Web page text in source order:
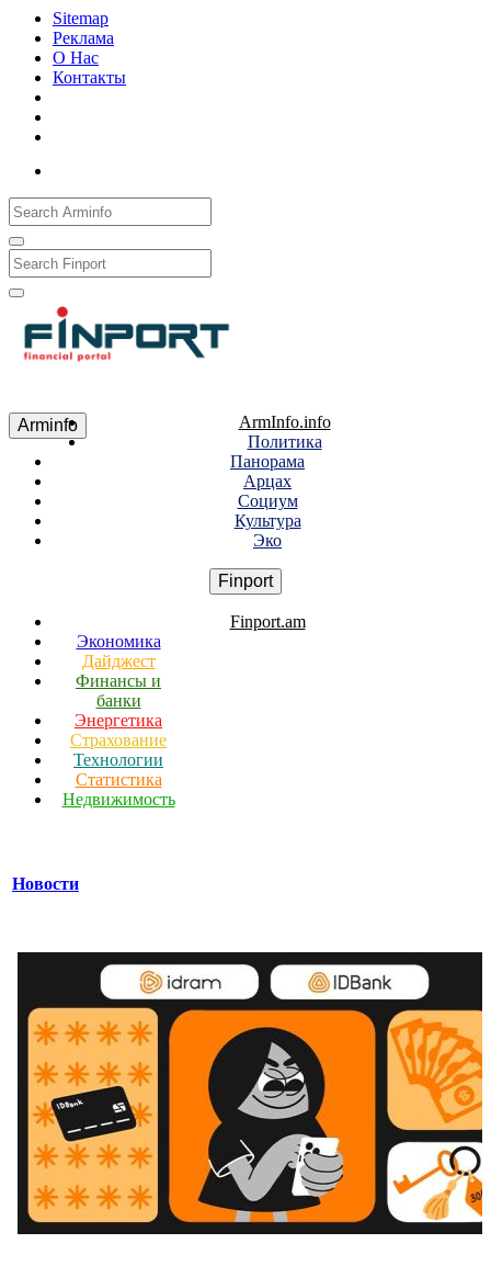
Sitemap
Реклама
О Нас
Контакты
Arminfo
ArmInfo.info
Политика
Панорама
Арцах
Социум
Культура
Эко
Finport
Finport.am
Экономика
Дайджест
Финансы и
банки
Энергетика
Страхование
Технологии
Статистика
Недвижимость
Новости